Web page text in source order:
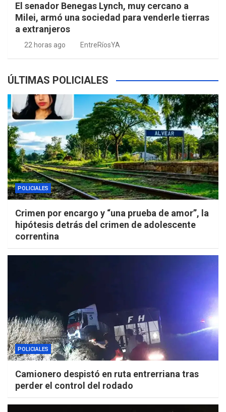
El senador Benegas Lynch, muy cercano a
Milei, armó una sociedad para venderle tierras
a extranjeros
22 horas ago EntreRíosYA
ÚLTIMAS POLICIALES
POLICIALES
Crimen por encargo y “una prueba de amor”, la
hipótesis detrás del crimen de adolescente
correntina
POLICIALES
Camionero despistó en ruta entrerriana tras
perder el control del rodado